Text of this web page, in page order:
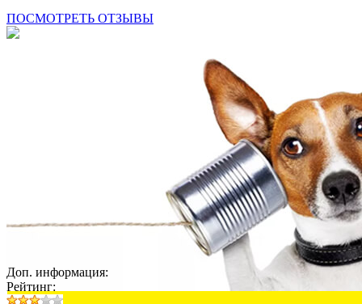
ПОСМОТРЕТЬ ОТЗЫВЫ
Доп. информация:
Рейтинг: